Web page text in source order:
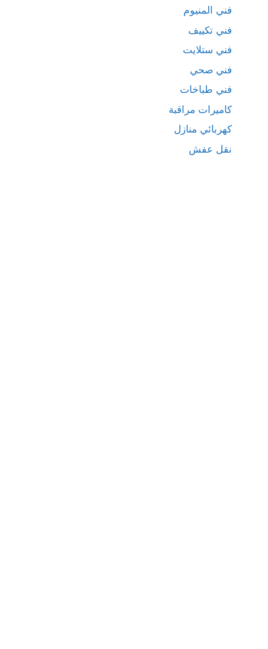
فني المنيوم
فني تكييف
فني ستلايت
فني صحي
فني طباخات
كاميرات مراقبة
كهربائي منازل
نقل عفش